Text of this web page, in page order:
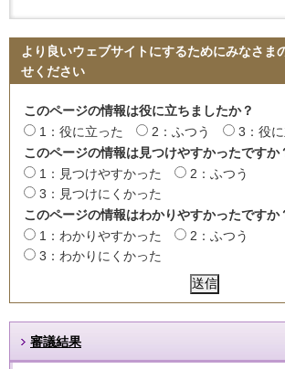
より良いウェブサイトにするためにみなさま
せください
このページの情報は役に立ちましたか？
1：役に立った
2：ふつう
3：役
このページの情報は見つけやすかったですか
1：見つけやすかった
2：ふつう
3：見つけにくかった
このページの情報はわかりやすかったですか
1：わかりやすかった
2：ふつう
3：わかりにくかった
審議結果